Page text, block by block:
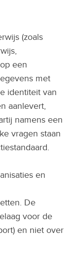
(zoals
een
met
identiteit van
aanlevert,
namens een
vragen staan
en
De
voor de
en niet over